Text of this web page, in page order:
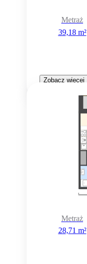
Metraż
39,18 m²
Zobacz więcej
Metraż
28,71 m²